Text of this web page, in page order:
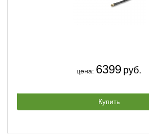
цена: 6399 руб.
Купить